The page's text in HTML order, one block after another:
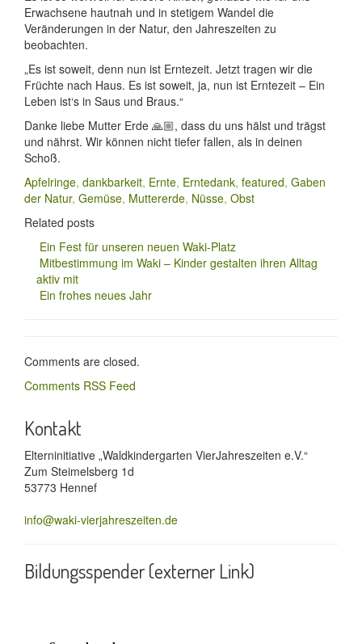
Erwachsene hautnah und in stetigem Wandel die
Veränderungen in der Natur, den Jahreszeiten zu
beobachten.
„Es ist soweit, denn nun ist Erntezeit. Jetzt tragen wir die
Früchte nach Haus. Es ist soweit, ja, nun ist Erntezeit – Ein
Leben ist‘s in Saus und Braus.“
Danke liebe Mutter Erde 🙏🏼, dass du uns hälst und trägst
und nährst. Wir können nicht tiefer fallen, als in deinen
Schoß.
Apfelringe, dankbarkeit, Ernte, Erntedank, featured, Gaben
der Natur, Gemüse, Muttererde, Nüsse, Obst
Related posts
Ein Fest für unseren neuen Waki-Platz
Mitbestimmung im Waki – Kinder gestalten ihren Alltag
aktiv mit
Ein frohes neues Jahr
Comments are closed.
Comments RSS Feed
Kontakt
Elterninitiative „Waldkindergarten VierJahreszeiten e.V.“
Zum Steimelsberg 1d
53773 Hennef
info@waki-vierjahreszeiten.de
Bildungsspender (externer Link)